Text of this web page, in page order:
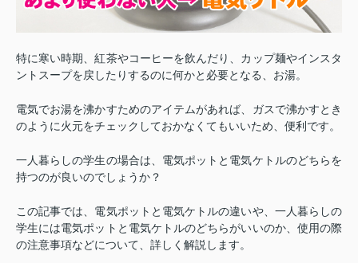
特に寒い時期、紅茶やコーヒーを飲んだり、カップ麺やインスタ
ントスープを戻したりするのに何かと必要となる、お湯。
電気でお湯を沸かすためのアイテムがあれば、ガスで沸かすとき
のように火元をチェックしておかなくてもいいため、便利です。
一人暮らしの学生の場合は、電気ポットと電気ケトルのどちらを
持つのが良いのでしょうか？
この記事では、電気ポットと電気ケトルの違いや、一人暮らしの
学生には電気ポットと電気ケトルのどちらがいいのか、使用の際
の注意事項などについて、詳しく解説します。